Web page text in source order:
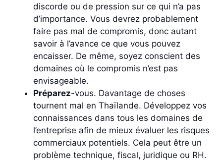
discorde ou de pression sur ce qui n’a pas
d’importance. Vous devrez probablement
faire pas mal de compromis, donc autant
savoir à l’avance ce que vous pouvez
encaisser. De même, soyez conscient des
domaines où le compromis n’est pas
envisageable.
Préparez-vous. Davantage de choses
tournent mal en Thaïlande. Développez vos
connaissances dans tous les domaines de
l’entreprise afin de mieux évaluer les risques
commerciaux potentiels. Cela peut être un
problème technique, fiscal, juridique ou RH.